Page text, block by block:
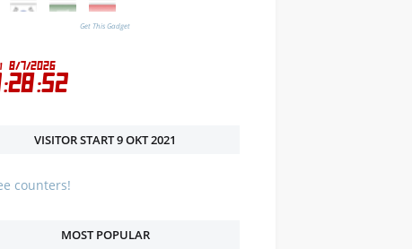
Get This Gadget
VISITOR START 9 OKT 2021
MOST POPULAR